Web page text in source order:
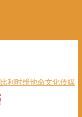
比利时维他命文化传媒